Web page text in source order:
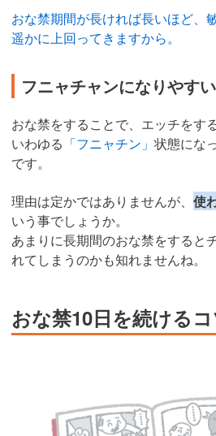
おな禁期間が長ければ長いほど、
遥かに上回ってきますから。
フニャチャンになりやす
おな禁をすることで、エッチをす
いわゆる 「フニャチン」 状態にな
です。
理由は定かではありませんが、 使
いう事でしょうか。
あまりに長期間のおな禁をすると
れてしまうのかも知れませんね。
おな禁10日を続ける